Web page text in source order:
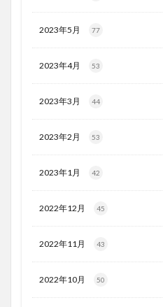
2023年5月 77
2023年4月 53
2023年3月 44
2023年2月 53
2023年1月 42
2022年12月 45
2022年11月 43
2022年10月 50